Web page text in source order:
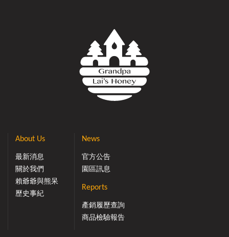
About Us
最新消息
關於我們
賴爺爺與熊呆
歷史事紀
News
官方公告
園區訊息
Reports
產銷履歷查詢
商品檢驗報告